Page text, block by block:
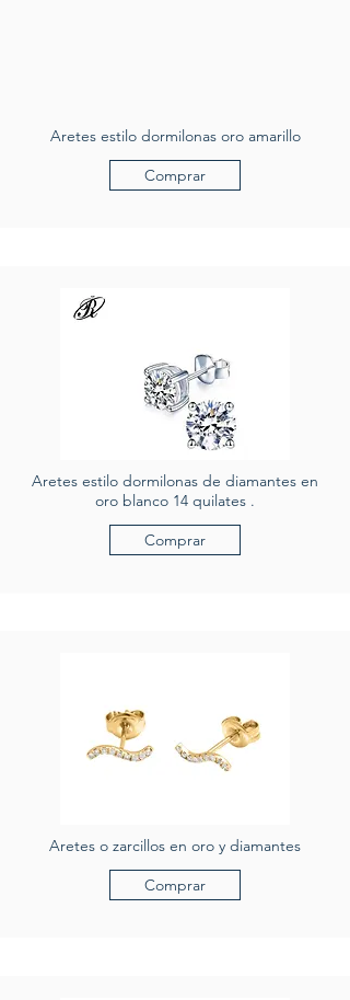
Aretes estilo dormilonas oro amarillo
Comprar
Aretes estilo dormilonas de diamantes en
oro blanco 14 quilates .
Comprar
Aretes o zarcillos en oro y diamantes
Comprar